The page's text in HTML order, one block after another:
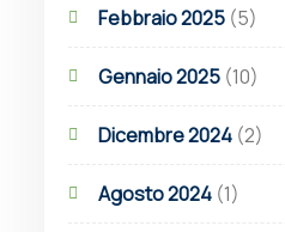
Febbraio 2025 (5)
Gennaio 2025 (10)
Dicembre 2024 (2)
Agosto 2024 (1)